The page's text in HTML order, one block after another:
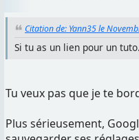
Citation de: Yann35 le
Si tu as un lien pour un
Tu veux pas que je te
Plus sérieusement,